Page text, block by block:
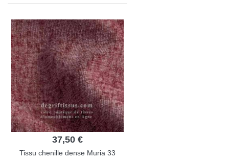
37,50 €
Tissu chenille dense Muria 33